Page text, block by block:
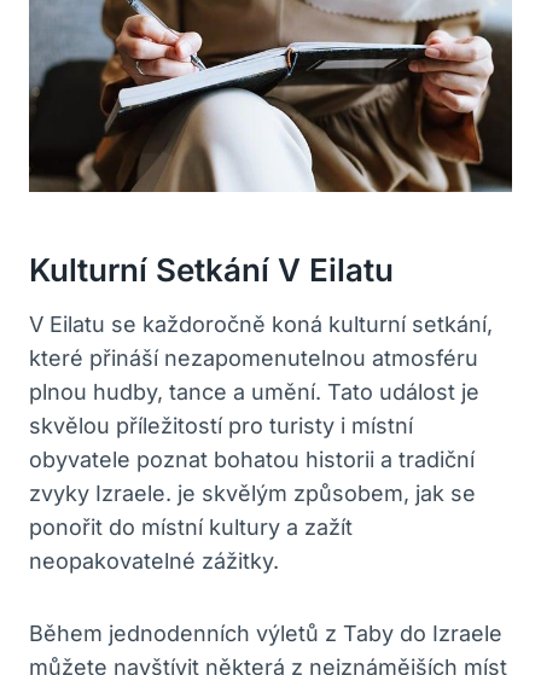
Kulturní Setkání V Eilatu
V Eilatu se každoročně koná kulturní setkání,
které přináší nezapomenutelnou atmosféru
plnou hudby, tance a umění. Tato událost je
skvělou příležitostí pro turisty i místní
obyvatele poznat bohatou historii a tradiční
zvyky Izraele. je skvělým způsobem, jak se
ponořit do místní kultury a zažít
neopakovatelné zážitky.
Během jednodenních výletů z Taby do Izraele
můžete navštívit některá z nejznámějších míst